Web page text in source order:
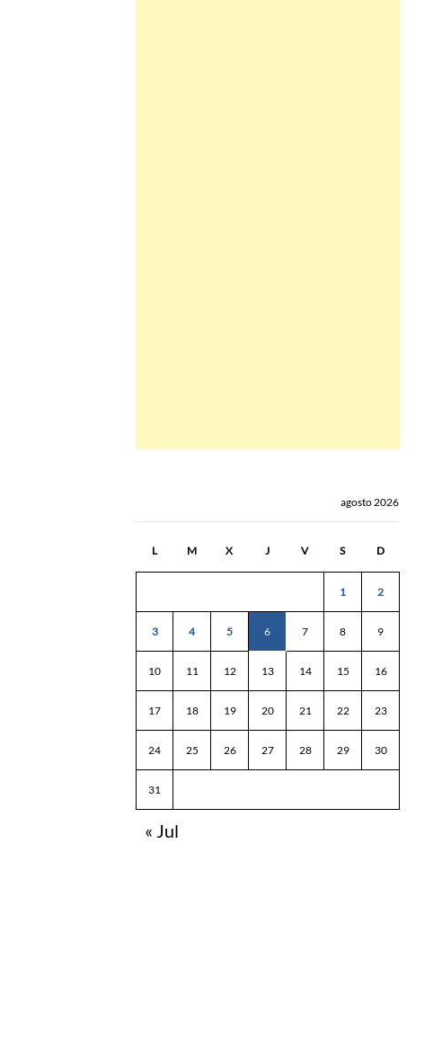
agosto 2026
L M X J V S D
1 2
3 4 5 6 7 8 9
10 11 12 13 14 15 16
17 18 19 20 21 22 23
24 25 26 27 28 29 30
31
« Jul